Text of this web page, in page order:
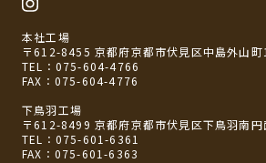
本社工場
〒612-8455 京都府京都市伏見区中島外山町
TEL： 075-604-4766
FAX：075-604-4776
下鳥羽工場
〒612-8499 京都府京都市伏見区下鳥羽南円
TEL： 075-601-6361
FAX：075-601-6363